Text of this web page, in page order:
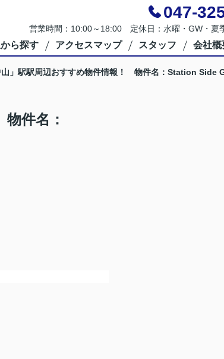
047-
営業時間：10:00～18:00 定休日：水曜・GW・夏
ら探す アクセスマップ スタッフ 会社概
山」駅駅周辺おすすめ物件情報！ 物件名：Station Side
件名：